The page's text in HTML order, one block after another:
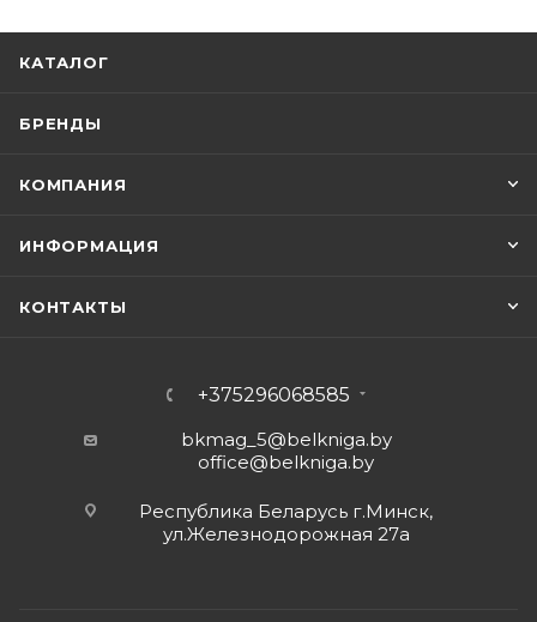
КАТАЛОГ
БРЕНДЫ
КОМПАНИЯ
ИНФОРМАЦИЯ
КОНТАКТЫ
+375296068585
bkmag_5@belkniga.by
office@belkniga.by
Республика Беларусь г.Минск,
ул.Железнодорожная 27а